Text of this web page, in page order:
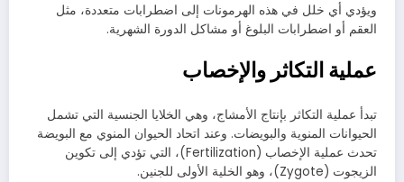
ويؤدي أي خلل في هذه الهرمونات إلى اضطرابات متعددة، مثل
العقم أو اضطرابات البلوغ أو مشاكل الدورة الشهرية.
عملية التكاثر والإخصاب
تبدأ عملية التكاثر بإنتاج الأمشاج، وهي الخلايا الجنسية التي تشمل
الحيوانات المنوية والبويضات. وعند اتحاد الحيوان المنوي مع البويضة
تحدث عملية الإخصاب (Fertilization)، التي تؤدي إلى تكوين
الزيجوت (Zygote)، وهو الخلية الأولى للجنين.